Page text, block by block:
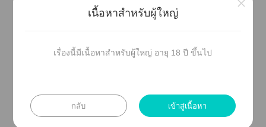
แะๆ ครั้งนี้ะาาไม่ะ
เรื่องนี้ามีาใช้คำาา มีาล้อเลียนเล็กน้อย
เนื้อหาสำหรับผู้ใหญ่
เรื่องนี้มีเนื้อหาสำหรับผู้ใหญ่ อายุ 18 ปี ขึ้นไป
กลับ เข้าสู่เนื้อหา